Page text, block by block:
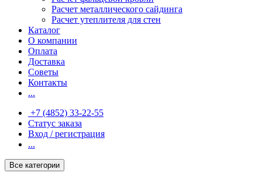
Расчет металлического сайдинга
Расчет утеплителя для стен
Каталог
О компании
Оплата
Доставка
Советы
Контакты
...
+7 (4852) 33-22-55
Статус заказа
Вход / регистрация
...
Все категории